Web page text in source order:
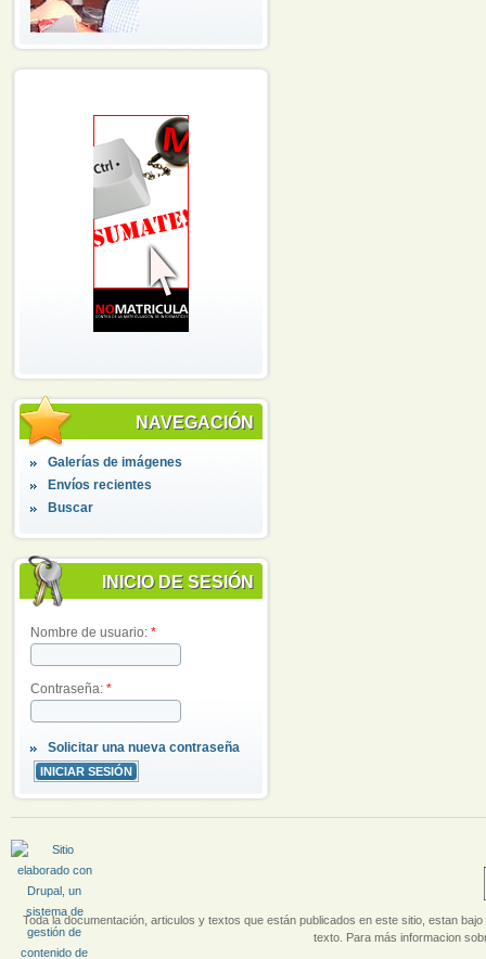
NAVEGACIÓN
Galerías de imágenes
Envíos recientes
Buscar
INICIO DE SESIÓN
Nombre de usuario: *
Contraseña: *
Solicitar una nueva contraseña
Toda la documentación, articulos y textos que están publicados en este sitio, estan
texto. Para más informacion